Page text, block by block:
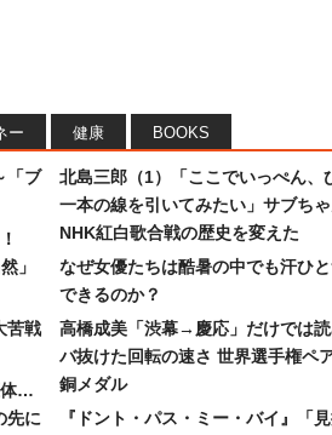
ー 健康 BOOKS
「ブ
」
苦戦
体…
先に
北島三郎（1）「ここでいっぺん、
一本の線を引いてみたい」サブち
NHK紅白歌合戦の歴史を変えた
なぜ女優たちは酷暑の中でも汗ひ
できるのか？
高橋成美「渋幕→慶応」だけでは
バ抜けた回転の速さ 世界選手権ペ
銅メダル
『ドント・パス・ミー・バイ』「